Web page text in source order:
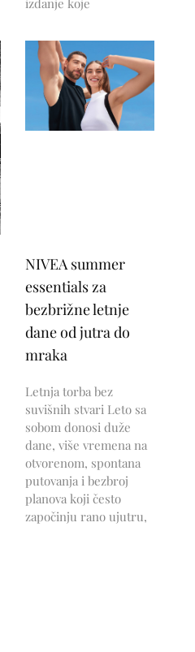
NIVEA summer
essentials za
bezbrižne letnje
dane od jutra do
mraka
Letnja torba bez
suvišnih stvari Leto sa
sobom donosi duže
dane, više vremena na
otvorenom, spontana
putovanja i bezbroj
planova koji često
započinju rano ujutru,